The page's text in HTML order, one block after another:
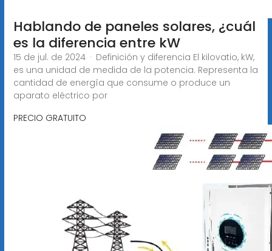
Hablando de paneles solares, ¿cuál
es la diferencia entre kW
15 de jul. de 2024 · Definición y diferencia El kilovatio, kW,
es una unidad de medida de la potencia. Representa la
cantidad de energía que consume o produce un
aparato eléctrico por
PRECIO GRATUITO